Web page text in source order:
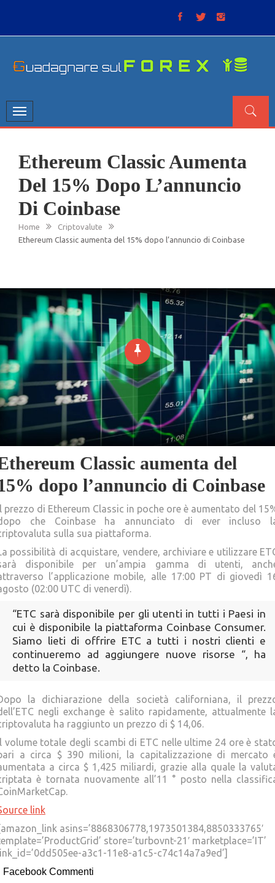
Toggle
navigation
Ethereum Classic Aumenta
Del 15% Dopo L’annuncio
Di Coinbase
Home
Criptovalute
Ethereum Classic aumenta del 15% dopo l’annuncio di Coinbase
Classic aumenta del
dopo l’annuncio di Coinbase
prezzo di Ethereum Classic in poche ore è aumentato del
che Coinbase ha annunciato di ever incluso
sulla sua piattaforma.
possibilità di acquistare, vendere, archiviare e utilizzare
disponibile per un’ampia gamma di utenti,
l’applicazione mobile, alle 17:00 PT di giovedì
(02:00 UTC di venerdì).
“ETC sarà disponibile per gli utenti in tutti i Paesi in
cui è disponibile la piattaforma Coinbase Consumer.
Siamo lieti di offrire ETC a tutti i nostri clienti e
continueremo ad aggiungere nuove risorse “, ha
detto la Coinbase.
la dichiarazione della società californiana, il
negli exchange è salito rapidamente, attualmente
ha raggiunto un prezzo di $ 14,06.
volume totale degli scambi di ETC nelle ultime 24 ore è
a circa $ 390 milioni, la capitalizzazione di mercato
a circa $ 1,425 miliardi, grazie alla quale la
è tornata nuovamente all’11 ° posto nella
link
asins=’8868306778,1973501384,8850333765′
store=’turbovnt-21′ marketplace=’IT’
a3c1-11e8-a1c5-c74c14a7a9ed’]
Facebook Commenti